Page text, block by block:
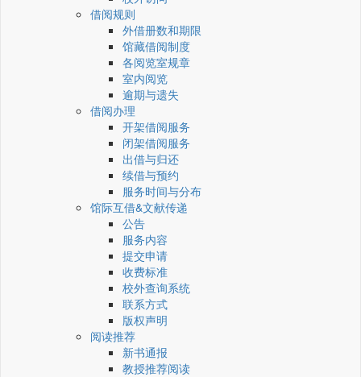
借阅规则
外借册数和期限
馆藏借阅制度
各阅览室规章
室内阅览
逾期与遗失
借阅办理
开架借阅服务
闭架借阅服务
出借与归还
续借与预约
服务时间与分布
馆际互借&文献传递
公告
服务内容
提交申请
收费标准
校外查询系统
联系方式
版权声明
阅读推荐
新书通报
教授推荐阅读